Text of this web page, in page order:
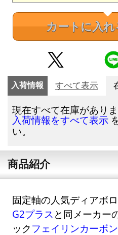
カートに入れ
入荷情報 すべて表示
現在すべて在庫がありま
入荷情報をすべて表示
い。
商品紹介
固定軸の人気ディアボロ
G2プラス と同メーカー
ック フェイリンカーボ